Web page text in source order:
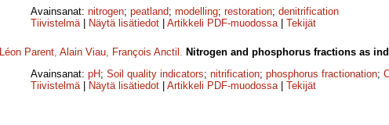
Avainsanat: nitrogen; peatland; modelling; restoration; denitrification
Tiivistelmä| Näytä lisätiedot Artikkeli PDF-muodossa| Tekijät
Léon Parent, Alain Viau, François Anctil . Nitrogen and phosphorus fractions as
Avainsanat: pH; Soil quality indicators; nitrification; phosphorus fractionation;
Tiivistelmä| Näytä lisätiedot Artikkeli PDF-muodossa| Tekijät